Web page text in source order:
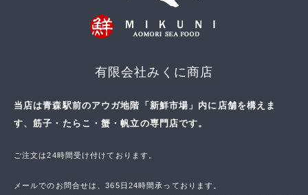
有限会社みくに商店
当店は青森駅前のアウガ地階「新鮮市場」内に店舗を構えま
す、筋子・たらこ・蟹・帆立の専門店です。
ご注文は24時間受け付けております。
メールでのお問合せは、365日24時間承っております。